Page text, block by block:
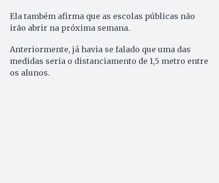
Ela também afirma que as escolas públicas não
irão abrir na próxima semana.
Anteriormente, já havia se falado que uma das
medidas seria o distanciamento de 1,5 metro entre
os alunos.